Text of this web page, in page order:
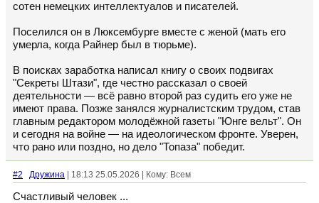
сотен немецких интеллектуалов и писателей.
Поселился он в Люксембурге вместе с женой (мать его
умерла, когда Райнер был в тюрьме).
В поисках заработка написал книгу о своих подвигах
"Секреты Штази", где честно рассказал о своей
деятельности — всё равно второй раз судить его уже не
имеют права. Позже занялся журналистским трудом, став
главным редактором молодёжной газеты "Юнге вельт". Он
и сегодня на войне — на идеологическом фронте. Уверен,
что рано или поздно, но дело "Топаза" победит.
#2 Дружина | 18:13 25.05.2026 | Кому: Всем
Счастливый человек ...